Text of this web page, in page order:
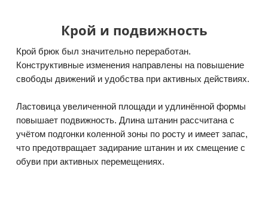
Крой и подвижность
Крой брюк был значительно переработан.
Конструктивные изменения направлены на повышение
свободы движений и удобства при активных действиях.
Ластовица увеличенной площади и удлинённой формы
повышает подвижность. Длина штанин рассчитана с
учётом подгонки коленной зоны по росту и имеет запас,
что предотвращает задирание штанин и их смещение с
обуви при активных перемещениях.